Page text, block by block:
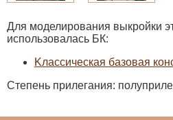
Для моделирования выкройки
использовалась БК:
Kлассическая базовая
Степень прилегания: